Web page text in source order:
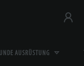
AUSRÜSTUNG